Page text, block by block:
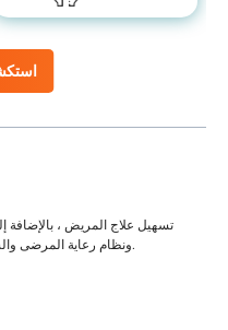
تسهيل علاج المريض ، بالإضافة
ونظام رعاية المرضى والشفافية في كل خطوة من خطوات رحلة العلاج.